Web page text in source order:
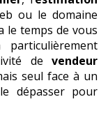
ou le domaine
le temps de vous
de vendeur
seul face à un
dépasser pour